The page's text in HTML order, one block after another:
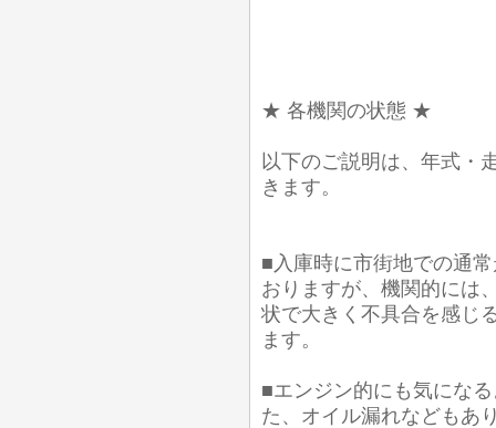
★ 各機関の状態 ★
以下のご説明は、年式・
きます。
■入庫時に市街地での通
おりますが、機関的には
状で大きく不具合を感じ
ます。
■エンジン的にも気にな
た、オイル漏れなどもあ